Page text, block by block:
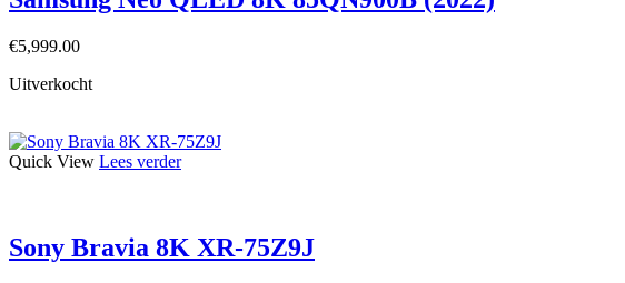
€5,999.00
Uitverkocht
Quick View Lees verder
Sony Bravia 8K XR-75Z9J